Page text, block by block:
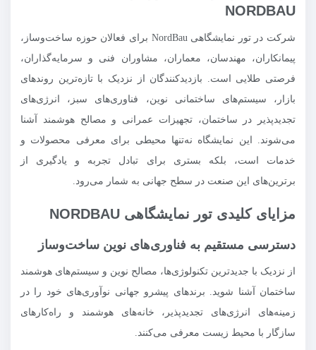
NORDBAU
شرکت در تور نمایشگاهی NordBau برای فعالان حوزه ساخت‌وساز،
پیمانکاران، مهندسان، معماران، مشاوران فنی و سرمایه‌گذاران،
فرصتی طلایی است. بازدیدکنندگان از نزدیک با تازه‌ترین روندهای
بازار، سیستم‌های ساختمانی نوین، فناوری‌های سبز، انرژی‌های
تجدیدپذیر در ساختمان، تجهیزات عمرانی و مصالح هوشمند آشنا
می‌شوند. این نمایشگاه نه‌تنها محیطی برای معرفی محصولات و
خدمات است، بلکه بستری برای تبادل تجربه و یادگیری از
برترین‌های این صنعت در سطح جهانی به شمار می‌رود.
مزایای کلیدی تور نمایشگاهی NORDBAU
دسترسی مستقیم به فناوری‌های نوین ساخت‌وساز
از نزدیک با جدیدترین تکنولوژی‌ها، مصالح نوین و سیستم‌های هوشمند
ساختمان آشنا شوید. برندهای پیشرو جهانی نوآوری‌های خود را در
زمینه‌های انرژی‌های تجدیدپذیر، خانه‌های هوشمند و راه‌کارهای
سازگار با محیط زیست معرفی می‌کنند.